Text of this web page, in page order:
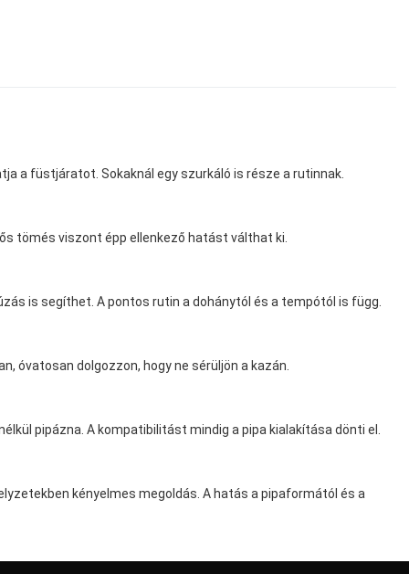
a füstjáratot. Sokaknál egy szurkáló is része a rutinnak.
tömés viszont épp ellenkező hatást válthat ki.
is segíthet. A pontos rutin a dohánytól és a tempótól is függ.
óvatosan dolgozzon, hogy ne sérüljön a kazán.
pipázna. A kompatibilitást mindig a pipa kialakítása dönti el.
kényelmes megoldás. A hatás a pipaformától és a